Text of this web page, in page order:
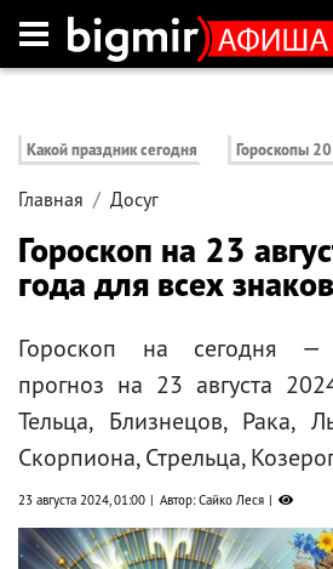
Какой праздник сегодня Гороскопы
Главная Досуг
Гороскоп на 23
года для всех
Гороскоп на сегодня —
прогноз на 23 августа
Тельца, Близнецов, Рака,
Скорпиона, Стрельца,
23 августа 2024, 01:00 Автор: Сайко Леся